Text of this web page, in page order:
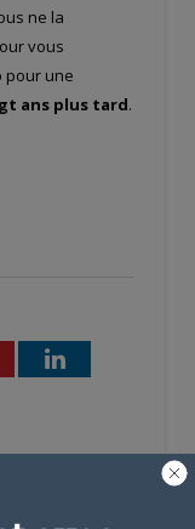
ne la
vous
pour une
ans plus tard.
LinkedIn